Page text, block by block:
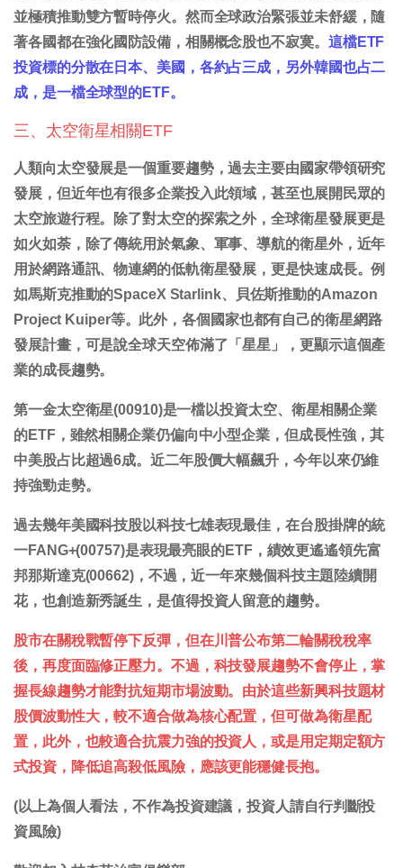
並極積推動雙方暫時停火。然而全球政治緊張並未舒緩，隨
著各國都在強化國防設備，相關概念股也不寂寞。 這檔ETF
投資標的分散在日本、美國，各約占三成，另外韓國也占二
成，是一檔全球型的ETF。
三、太空衛星相關ETF
人類向太空發展是一個重要趨勢，過去主要由國家帶領研究
發展，但近年也有很多企業投入此領域，甚至也展開民眾的
太空旅遊行程。除了對太空的探索之外，全球衛星發展更是
如火如荼，除了傳統用於氣象、軍事、導航的衛星外，近年
用於網路通訊、物連網的低軌衛星發展，更是快速成長。例
如馬斯克推動的SpaceX Starlink、貝佐斯推動的Amazon
Project Kuiper等。此外，各個國家也都有自己的衛星網路
發展計畫，可是說全球天空佈滿了「星星」，更顯示這個產
業的成長趨勢。
第一金太空衛星(00910)是一檔以投資太空、衛星相關企業
的ETF，雖然相關企業仍偏向中小型企業，但成長性強，其
中美股占比超過6成。近二年股價大幅飆升，今年以來仍維
持強勁走勢。
過去幾年美國科技股以科技七雄表現最佳，在台股掛牌的統
一FANG+(00757)是表現最亮眼的ETF，績效更遙遙領先富
邦那斯達克(00662)，不過，近一年來幾個科技主題陸續開
花，也創造新秀誕生，是值得投資人留意的趨勢。
股市在關稅戰暫停下反彈，但在川普公布第二輪關稅稅率
後，再度面臨修正壓力。不過，科技發展趨勢不會停止，掌
握長線趨勢才能對抗短期市場波動。由於這些新興科技題材
股價波動性大，較不適合做為核心配置，但可做為衛星配
置，此外，也較適合抗震力強的投資人，或是用定期定額方
式投資，降低追高殺低風險，應該更能穩健長抱。
(以上為個人看法，不作為投資建議，投資人請自行判斷投
資風險)